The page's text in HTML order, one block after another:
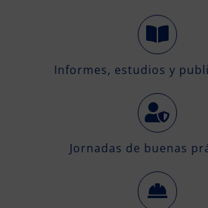
Informes, estudios y
Jornadas de buenas